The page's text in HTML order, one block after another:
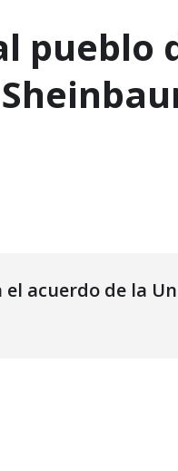
pueblo
acuerdo de la